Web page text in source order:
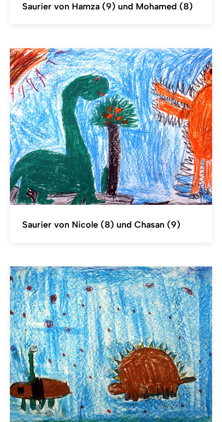
Saurier von Hamza (9) und Mohamed (8)
Saurier von Nicole (8) und Chasan (9)